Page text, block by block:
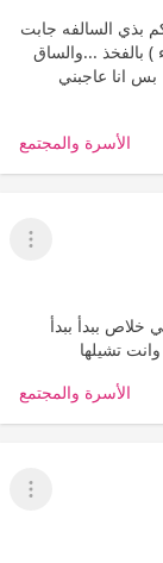
بذي السالفه جابت
بالفخذ ...والساق
بس انا عاجبني
الأسرة والمجتمع
عرض
خلاص ببدأ ببدأ
تشيلها
الأسرة والمجتمع
عرض